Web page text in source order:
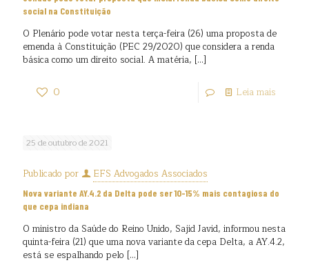
social na Constituição
O Plenário pode votar nesta terça-feira (26) uma proposta de
emenda à Constituição (PEC 29/2020) que considera a renda
básica como um direito social. A matéria, […]
0 Leia mais
25 de outubro de 2021
Publicado por EFS Advogados Associados
Nova variante AY.4.2 da Delta pode ser 10-15% mais contagiosa do
que cepa indiana
O ministro da Saúde do Reino Unido, Sajid Javid, informou nesta
quinta-feira (21) que uma nova variante da cepa Delta, a AY.4.2,
está se espalhando pelo […]